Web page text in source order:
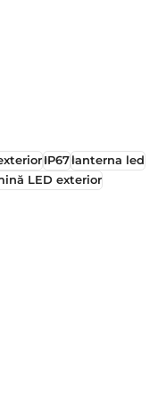
IP67lanterna led
LED exterior